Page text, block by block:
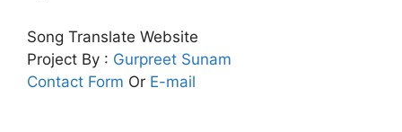
Song Translate Website
Project By : Gurpreet Sunam
Contact Form Or E-mail